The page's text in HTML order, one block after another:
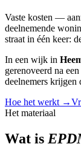
Vaste kosten —
deelnemende
straat in één keer:
In een wijk in
gerenoveerd na
deelnemers krijgen
Hoe het werkt →
Het materiaal
Wat is